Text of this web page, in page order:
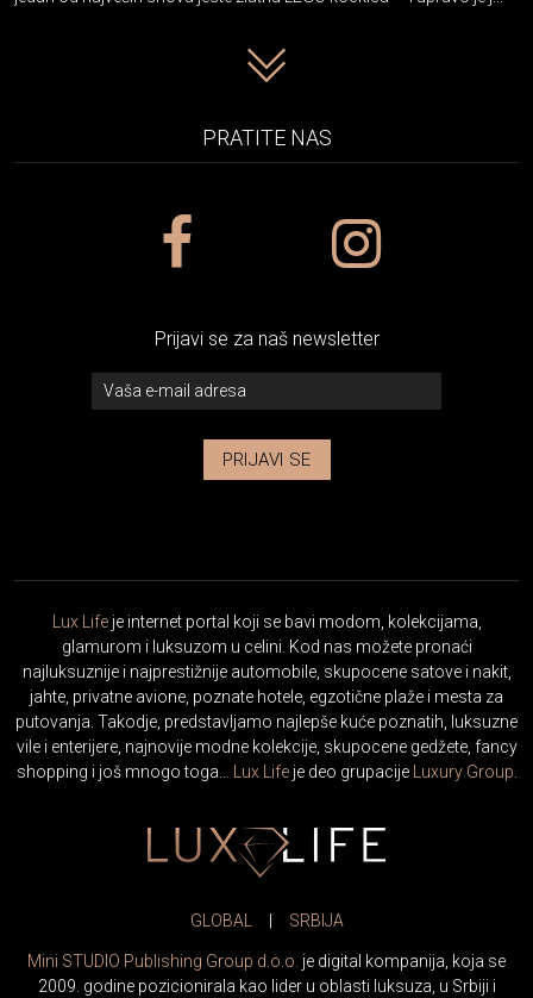
PRATITE NAS
Prijavi se za naš newsletter
PRIJAVI SE
Lux Lifeje internet portal koji se bavi modom, kolekcijama,
glamurom i luksuzom u celini. Kod nas možete pronaći
najluksuznije i najprestižnije automobile, skupocene satove i nakit,
jahte, privatne avione, poznate hotele, egzotične plaže i mesta za
putovanja. Takodje, predstavljamo najlepše kuće poznatih, luksuzne
vile i enterijere, najnovije modne kolekcije, skupocene gedžete, fancy
shopping i još mnogo toga…
Lux Lifeje deo grupacije Luxury Group
GLOBAL SRBIJA
Mini STUDIO Publishing Group d.o.o. je digital kompanija, koja se
2009. godine pozicionirala kao lider u oblasti luksuza, u Srbiji i